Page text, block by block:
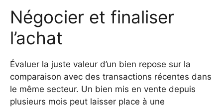
Négocier et finaliser
l’achat
Évaluer la juste valeur d’un bien repose sur la
comparaison avec des transactions récentes dans
le même secteur. Un bien mis en vente depuis
plusieurs mois peut laisser place à une